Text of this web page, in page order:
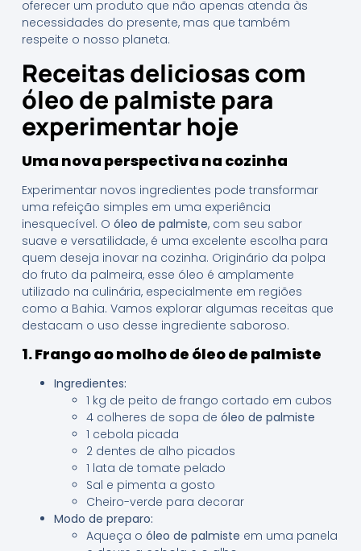
oferecer um produto que não apenas atenda às
necessidades do presente, mas que também
respeite o nosso planeta.
Receitas deliciosas com
óleo de palmiste para
experimentar hoje
Uma nova perspectiva na cozinha
Experimentar novos ingredientes pode transformar
uma refeição simples em uma experiência
inesquecível. O óleo de palmiste, com seu sabor
suave e versatilidade, é uma excelente escolha para
quem deseja inovar na cozinha. Originário da polpa
do fruto da palmeira, esse óleo é amplamente
utilizado na culinária, especialmente em regiões
como a Bahia. Vamos explorar algumas receitas que
destacam o uso desse ingrediente saboroso.
1. Frango ao molho de óleo de palmiste
Ingredientes:
1 kg de peito de frango cortado em cubos
4 colheres de sopa de óleo de palmiste
1 cebola picada
2 dentes de alho picados
1 lata de tomate pelado
Sal e pimenta a gosto
Cheiro-verde para decorar
Modo de preparo:
Aqueça o óleo de palmiste em uma panela